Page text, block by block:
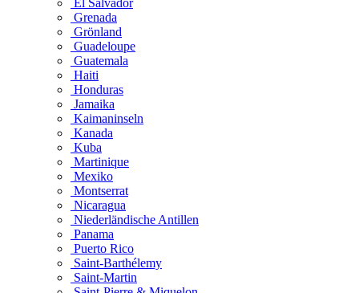
El Salvador
Grenada
Grönland
Guadeloupe
Guatemala
Haiti
Honduras
Jamaika
Kaimaninseln
Kanada
Kuba
Martinique
Mexiko
Montserrat
Nicaragua
Niederländische Antillen
Panama
Puerto Rico
Saint-Barthélemy
Saint-Martin